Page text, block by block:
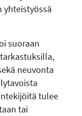
suoraan
neuvonta
tulee
tai